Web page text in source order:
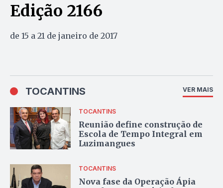
Edição 2166
de 15 a 21 de janeiro de 2017
TOCANTINS VER MAIS
TOCANTINS
Reunião define construção de
Escola de Tempo Integral em
Luzimangues
TOCANTINS
Nova fase da Operação Ápia